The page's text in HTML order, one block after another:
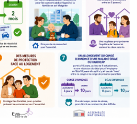
de coeur à Nogent sur
ou courez pour soutenir la